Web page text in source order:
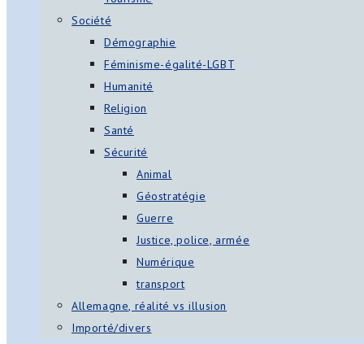
Société
Démographie
Féminisme-égalité-LGBT
Humanité
Religion
Santé
Sécurité
Animal
Géostratégie
Guerre
Justice, police, armée
Numérique
transport
Allemagne, réalité vs illusion
Importé/divers